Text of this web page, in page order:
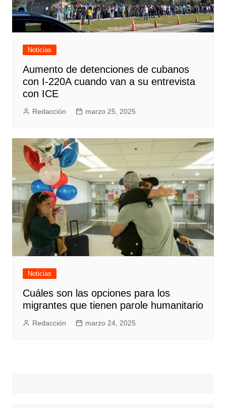
Noticias
Aumento de detenciones de cubanos
con I-220A cuando van a su entrevista
con ICE
Redacción marzo 25, 2025
Noticias
Cuáles son las opciones para los
migrantes que tienen parole humanitario
Redacción marzo 24, 2025